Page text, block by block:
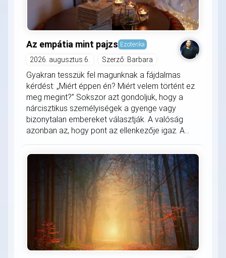
Az empátia mint pajzs Ezoterika
2026. augusztus 6. Szerző: Barbara
Gyakran tesszük fel magunknak a fájdalmas
kérdést: „Miért éppen én? Miért velem történt ez
meg megint?” Sokszor azt gondoljuk, hogy a
nárcisztikus személyiségek a gyenge vagy
bizonytalan embereket választják. A valóság
azonban az, hogy pont az ellenkezője igaz. A...